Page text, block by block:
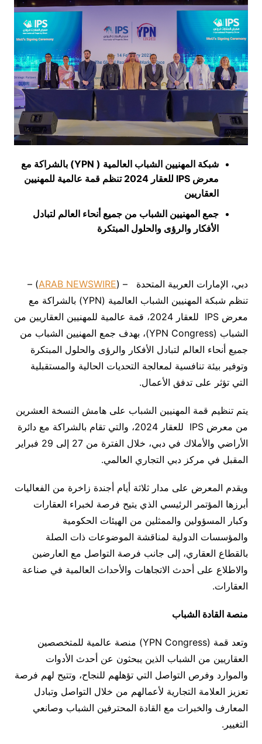
شبكة المهنيين الشباب العالمية ( YPN
) بالشراكة مع
معرض IPS
للعقار 2024 تنظم قمة عالمية للمهنيين
العقاريين
جمع المهنيين الشباب من جميع أنحاء العالم لتبادل
الأفكار والرؤى والحلول المبتكرة
دبي، الإمارات العربية المتحدة – (ARAB NEWSWIRE
) –
تنظم شبكة المهنيين الشباب العالمية (YPN) بالشراكة مع
معرض IPS للعقار 2024، قمة عالمية للمهنيين العقاريين من
الشباب (YPN Congress)، بهدف جمع المهنيين الشباب من
جميع أنحاء العالم لتبادل الأفكار والرؤى والحلول المبتكرة
وتوفير بيئة تنافسية لمعالجة التحديات الحالية والمستقبلية
التي تؤثر على تدفق الأعمال.
يتم تنظيم قمة المهنيين الشباب على هامش النسخة العشرين
من معرض IPS للعقار 2024، والتي تقام بالشراكة مع دائرة
الأراضي والأملاك في دبي، خلال الفترة من 27 إلى 29 فبراير
المقبل في مركز دبي التجاري العالمي.
ويقدم المعرض على مدار ثلاثة أيام أجندة زاخرة من الفعاليات
أبرزها المؤتمر الرئيسي الذي يتيح فرصة لخبراء العقارات
وكبار المسؤولين والممثلين من الهيئات الحكومية
والمؤسسات الدولية لمناقشة الموضوعات ذات الصلة
بالقطاع العقاري، إلى جانب فرصة التواصل مع العارضين
والاطلاع على أحدث الاتجاهات والأحداث العالمية في صناعة
العقارات.
منصة القادة الشباب
وتعد قمة (YPN Congress) منصة عالمية للمتخصصين
العقاريين من الشباب الذين يبحثون عن أحدث الأدوات
والموارد وفرص التواصل التي تؤهلهم للنجاح، وتتيح لهم فرصة
تعزيز العلامة التجارية لأعمالهم من خلال التواصل وتبادل
المعارف والخبرات مع القادة المحترفين الشباب وصانعي
التغيير.